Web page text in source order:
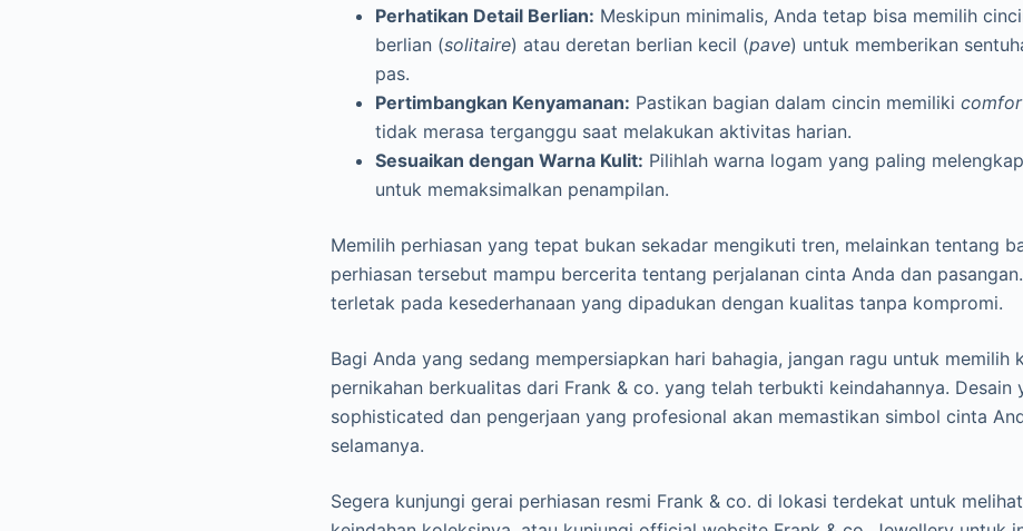
Perhatikan Detail Berlian: Meskipun minimalis, Anda tetap bisa memilih
berlian (solitaire) atau deretan berlian kecil (pave) untuk memberikan
pas.
Pertimbangkan Kenyamanan: Pastikan bagian dalam cincin memiliki
tidak merasa terganggu saat melakukan aktivitas harian.
Sesuaikan dengan Warna Kulit: Pilihlah warna logam yang paling
untuk memaksimalkan penampilan.
Memilih perhiasan yang tepat bukan sekadar mengikuti tren, melainkan tentang
perhiasan tersebut mampu bercerita tentang perjalanan cinta Anda dan
terletak pada kesederhanaan yang dipadukan dengan kualitas tanpa kompromi.
Bagi Anda yang sedang mempersiapkan hari bahagia, jangan ragu untuk memilih
pernikahan berkualitas dari Frank & co. yang telah terbukti keindahannya. Desain
sophisticated dan pengerjaan yang profesional akan memastikan simbol cinta
selamanya.
Segera kunjungi gerai perhiasan resmi Frank & co. di lokasi terdekat untuk